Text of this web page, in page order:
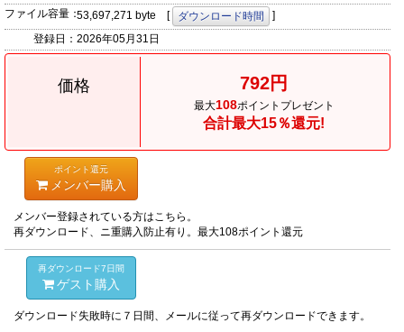
ファイル容量：53,697,271 byte [ ダウンロード時間
]
登録日： 2026年05月31日
価格 792円
最大108ポイントプレゼント
合計最大15％還元!
ポイント還元
メンバー購入
メンバー登録されている方はこちら。
再ダウンロード、ニ重購入防止有り。最大108ポイント還元
再ダウンロード7日間
ゲスト購入
ダウンロード失敗時に７日間、メールに従って再ダウンロードできます。